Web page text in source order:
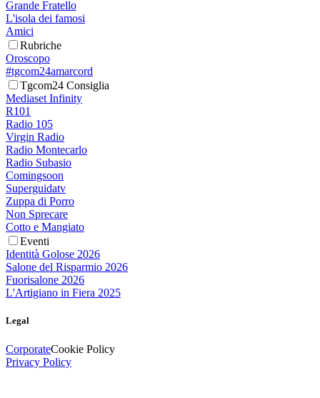
Grande Fratello
L'isola dei famosi
Amici
Rubriche
Oroscopo
#tgcom24amarcord
Tgcom24 Consiglia
Mediaset Infinity
R101
Radio 105
Virgin Radio
Radio Montecarlo
Radio Subasio
Comingsoon
Superguidatv
Zuppa di Porro
Non Sprecare
Cotto e Mangiato
Eventi
Identità Golose 2026
Salone del Risparmio 2026
Fuorisalone 2026
L'Artigiano in Fiera 2025
Legal
CorporateCookie Policy
Privacy Policy